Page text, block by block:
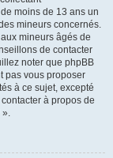
moins de 13 ans un
mineurs concernés.
mineurs âgés de
de contacter
noter que phpBB
pas vous proposer
à ce sujet, excepté
à propos de
».